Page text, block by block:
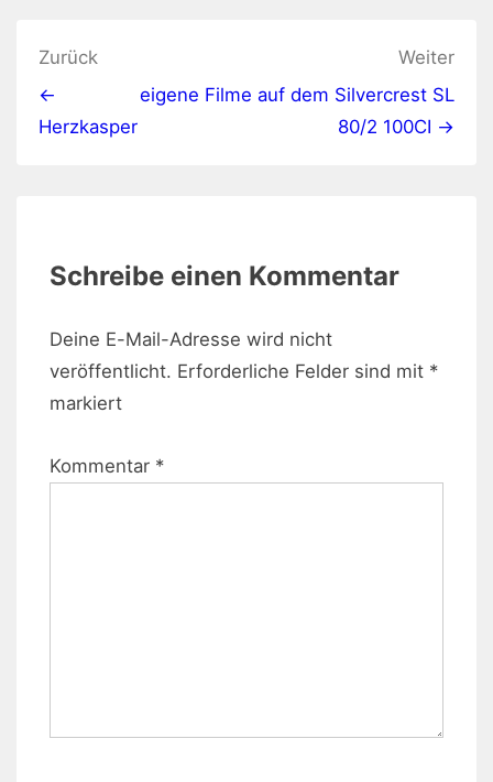
Beitragsnavigation
Zurück
←
Herzkasper
Weiter
eigene Filme auf dem Silvercrest SL
80/2 100CI →
Schreibe einen Kommentar
Deine E-Mail-Adresse wird nicht
veröffentlicht. Erforderliche Felder sind mit *
markiert
Kommentar *